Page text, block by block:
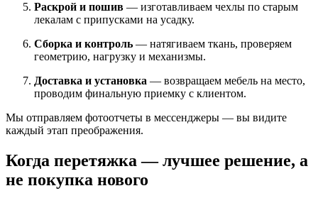
Раскрой и пошив — изготавливаем чехлы по старым
лекалам с припусками на усадку.
Сборка и контроль — натягиваем ткань, проверяем
геометрию, нагрузку и механизмы.
Доставка и установка — возвращаем мебель на место,
проводим финальную приемку с клиентом.
Мы отправляем фотоотчеты в мессенджеры — вы видите
каждый этап преображения.
Когда перетяжка — лучшее решение, а
не покупка нового